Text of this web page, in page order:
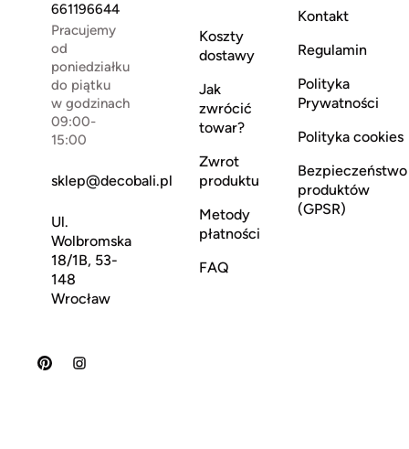
661196644
Pracujemy
od
poniedziałku
do piątku
w godzinach
09:00-
15:00
sklep@decobali.pl
Ul.
Wolbromska
18/1B, 53-
148
Wrocław
Koszty
dostawy
Jak
zwrócić
towar?
Zwrot
produktu
Metody
płatności
FAQ
Kontakt
Regulamin
Polityka
Prywatności
Polityka cookies
Bezpieczeństwo
produktów
(GPSR)